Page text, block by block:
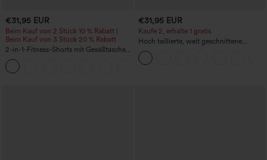
€31,95 EUR
Beim Kauf von 2 Stück 10 % Rabatt |
Beim Kauf von 3 Stück 20 % Rabatt
2-in-1-Fitness-Shorts mit Gesäßtasche
und seitlicher versteckter Tasche 6,3 cm
€31,95 EUR
Kaufe 2, erhalte 1 gratis
Hoch taillierte, weit geschnittene
Freizeithose aus Leinenmischung mit
Kordelzug und Taschen